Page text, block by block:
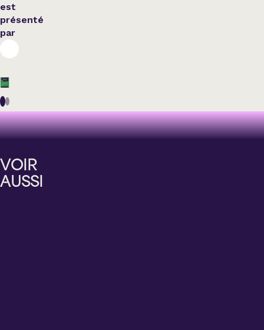
est
présenté
par
VOIR
AUSSI
Country
LANG
AIN'T
THAT